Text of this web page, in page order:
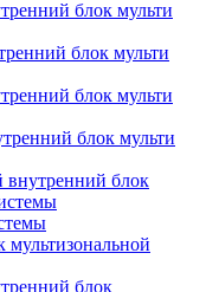
блок мульти
блок мульти
блок мульти
блок мульти
внутренний блок
блок